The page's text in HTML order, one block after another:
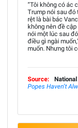
“Tôi không có ác
Trump nói sau đó
rệt là bài bác
không nên đề
nói một lúc sau
điều gì ngài
muốn. Nhưng tôi
Source:
Popes Haven’t